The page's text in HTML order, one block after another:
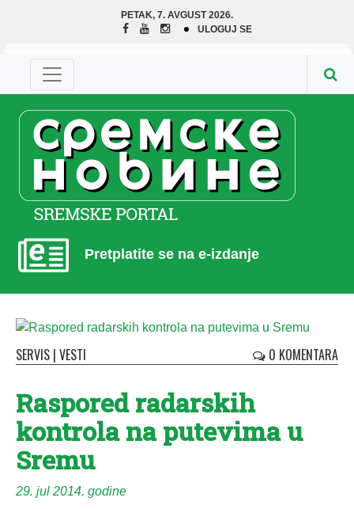
PETAK, 7. AVGUST 2026.
ULOGUJ SE
Pretplatite se na e-izdanje
SERVIS | VESTI 0 KOMENTARA
Raspored radarskih
kontrola na putevima u
Sremu
29. jul 2014. godine